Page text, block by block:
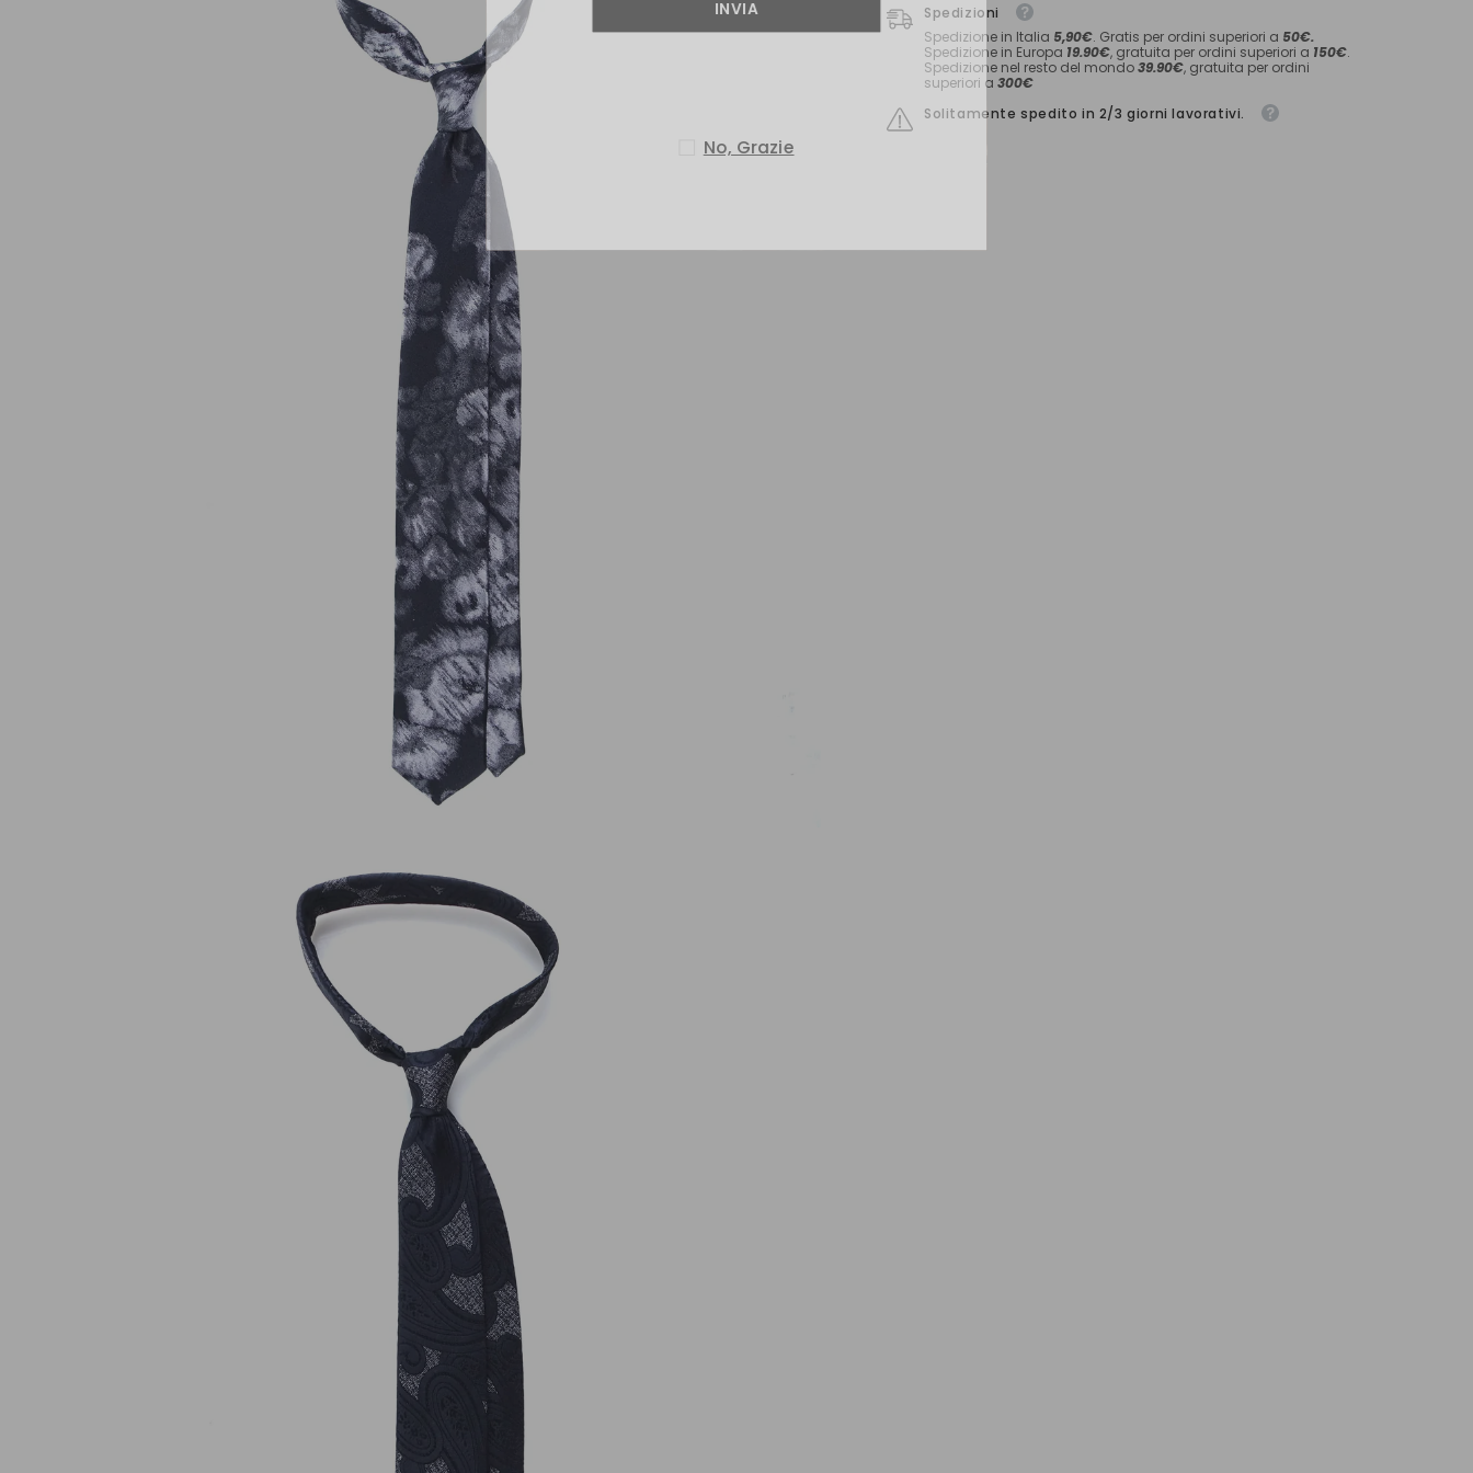
Spedizioni
Spedizione in Italia 5,90€. Gratis per ordini superiori a 50€.
Spedizione in Europa 19.90€, gratuita per ordini superiori a 150€.
Spedizione nel resto del mondo39.90€, gratuita per ordini
superiori a300€
Solitamente spedito in 2/3 giorni lavorativi.
INVIA